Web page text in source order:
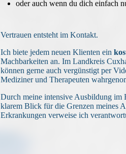
oder auch wenn du dich einfach
Vertrauen entsteht im Kontakt.
Ich biete jedem neuen Klienten ein
Machbarkeiten an. Im Landkreis
können gerne auch vergünstigt per
Mediziner und Therapeuten
Durch meine intensive Ausbildung im
klarem Blick für die Grenzen meines
Erkrankungen verweise ich